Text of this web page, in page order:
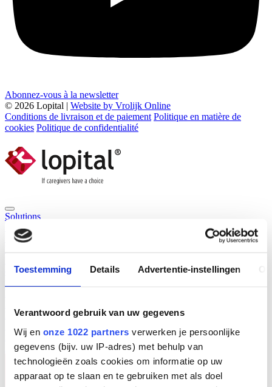
Toestemming Details Advertentie-instellingen
Verantwoord gebruik van uw gegevens
Wij en onze 1022 partners verwerken je persoonlijke
gegevens (bijv. uw IP-adres) met behulp van
technologieën zoals cookies om informatie op uw
apparaat op te slaan en te gebruiken met als doel
Abonnez-vous à la newsletter
© 2026 Lopital | Website by Vrolijk Online
Conditions de livraison et de paiement Politique en matière de
cookies Politique de confidentialité
Solutions
Solutions
L’obésité dans les soins
Spécialiste dans la prévention des troubles musculo-squelettiques.
douche Tables à langerAide aux transferts Lève-personnes Lève-
Base de connaissances Service
Service
Contrat d'entretien Signaler une panne
Portail de services
numériques
Nouvelles Notre société Lopital Contactez-nous